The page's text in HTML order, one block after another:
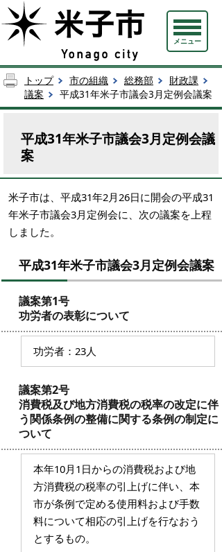
メニュー
トップ 市の組織 総務部
財政課
議案
平成31年米子市議会3月定例会議案
平成31年米子市議会3月定例会議
案
米子市は、平成31年2月26日に開会の平成31
年米子市議会3月定例会に、次の議案を上程
しました。
平成31年米子市議会3月定例会議案
議案第1号
功労者の表彰について
功労者：23人
議案第2号
消費税及び地方消費税の税率の改定に伴
う関係条例の整備に関する条例の制定に
ついて
本年10月1日からの消費税および地
方消費税の税率の引上げに伴い、本
市が条例で定める使用料および手数
料について相応の引上げを行なおう
とするもの。